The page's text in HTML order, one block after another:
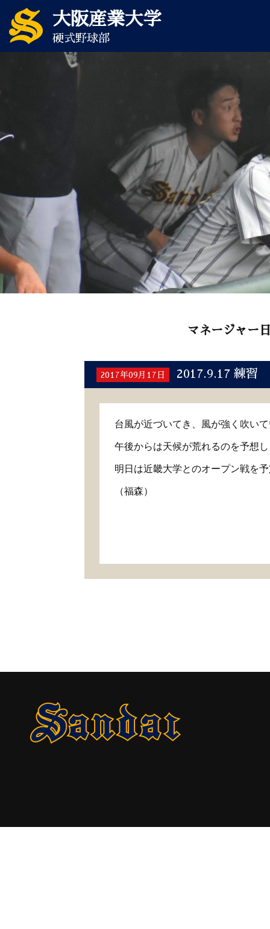
大阪産業大学
硬式野球部
マネージャー
2017年09月17日 2017.9.17 練習
台風が近づいてき、風が強く吹い
午後からは天候が荒れるのを予想
明日は近畿大学とのオープン戦を
（福森）